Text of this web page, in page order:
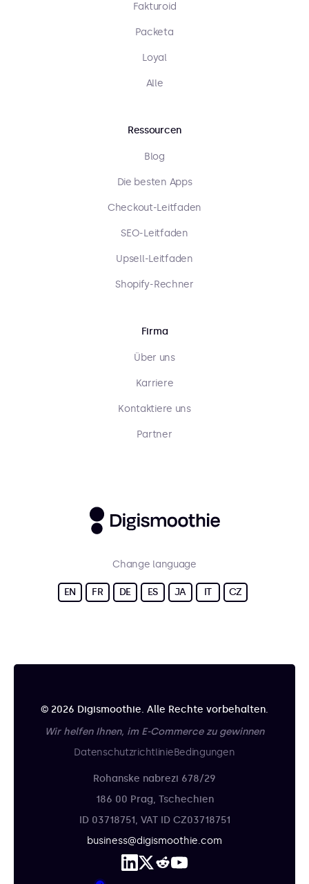
Fakturoid
Packeta
Loyal
Alle
Ressourcen
Blog
Die besten Apps
Checkout-Leitfaden
SEO-Leitfaden
Upsell-Leitfaden
Shopify-Rechner
Firma
Über uns
Karriere
Kontaktiere uns
Partner
Change language
EN FR DE ES JA IT CZ
© 2026 Digismoothie. Alle Rechte vorbehalten.
Wir helfen Ihnen, im E-Commerce zu gewinnen
DatenschutzrichtlinieBedingungen
Rohanske nabrezi 678/29
186 00 Prag, Tschechien
ID 03718751, VAT ID CZ03718751
business@digismoothie.com